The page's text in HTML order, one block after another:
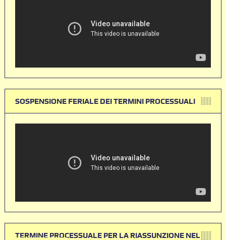
SOSPENSIONE FERIALE DEI TERMINI PROCESSUALI
TERMINE PROCESSUALE PER LA RIASSUNZIONE NEL